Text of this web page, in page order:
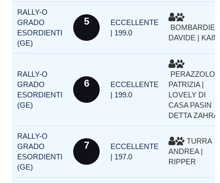
RALLY-O
GRADO
ESORDIENTI
(GE)
5
ECCELLENTE
| 199.0
BOMBARDIER
DAVIDE | KAIN
RALLY-O
GRADO
ESORDIENTI
(GE)
6
ECCELLENTE
| 199.0
PERAZZOLO
PATRIZIA |
LOVELY DI
CASA PASIN
DETTA ZAHRA
RALLY-O
GRADO
ESORDIENTI
(GE)
7
ECCELLENTE
| 197.0
TURRA
ANDREA |
RIPPER